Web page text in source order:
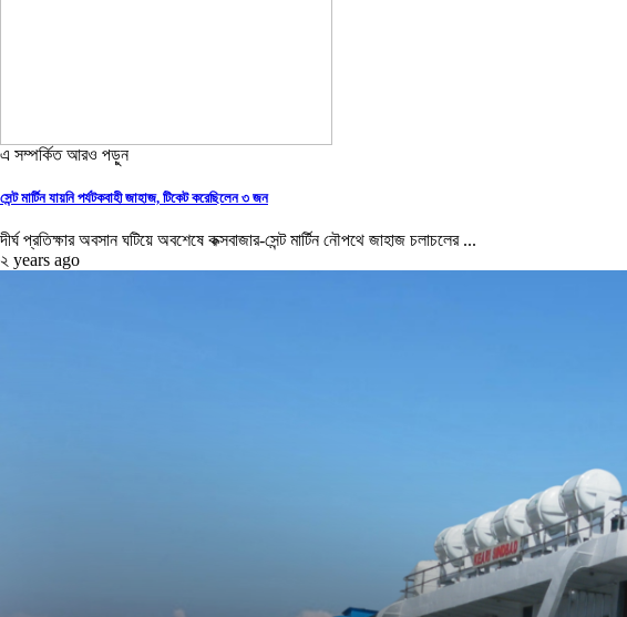
এ সম্পর্কিত আরও পড়ুন
সেন্ট মার্টিন যায়নি পর্যটকবাহী জাহাজ, টিকেট করেছিলেন ৩ জন
দীর্ঘ প্রতিক্ষার অবসান ঘটিয়ে অবশেষে কক্সবাজার-সেন্ট মার্টিন নৌপথে জাহাজ চলাচলের ...
২ years ago